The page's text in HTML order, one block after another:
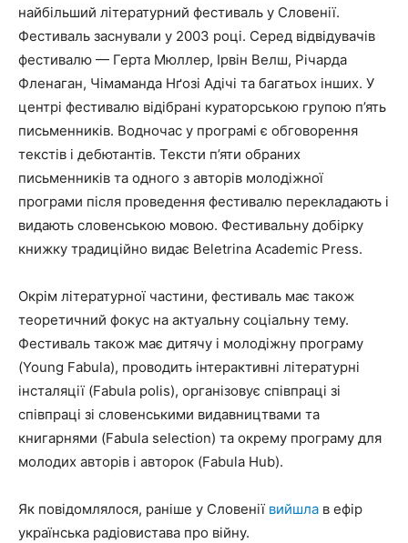
найбільший літературний фестиваль у Словенії.
Фестиваль заснували у 2003 році. Серед відвідувачів
фестивалю — Герта Мюллер, Ірвін Велш, Річарда
Фленаган, Чімаманда Нґозі Адічі та багатьох інших. У
центрі фестивалю відібрані кураторською групою п’ять
письменників. Водночас у програмі є обговорення
текстів і дебютантів. Тексти п’яти обраних
письменників та одного з авторів молодіжної
програми після проведення фестивалю перекладають і
видають словенською мовою. Фестивальну добірку
книжку традиційно видає Beletrina Academic Press.
Окрім літературної частини, фестиваль має також
теоретичний фокус на актуальну соціальну тему.
Фестиваль також має дитячу і молодіжну програму
(Young Fabula), проводить інтерактивні літературні
інсталяції (Fabula polis), організовує співпраці зі
співпраці зі словенськими видавництвами та
книгарнями (Fabula selection) та окрему програму для
молодих авторів і авторок (Fabula Hub).
Як повідомлялося, раніше у Словенії вийшла в ефір
українська радіовистава про війну.